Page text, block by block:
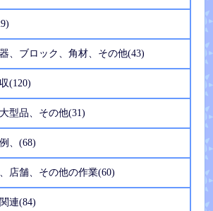
、ブロック、角材、その他(43)
(120)
型品、その他(31)
、(68)
店舗、その他の作業(60)
連(84)